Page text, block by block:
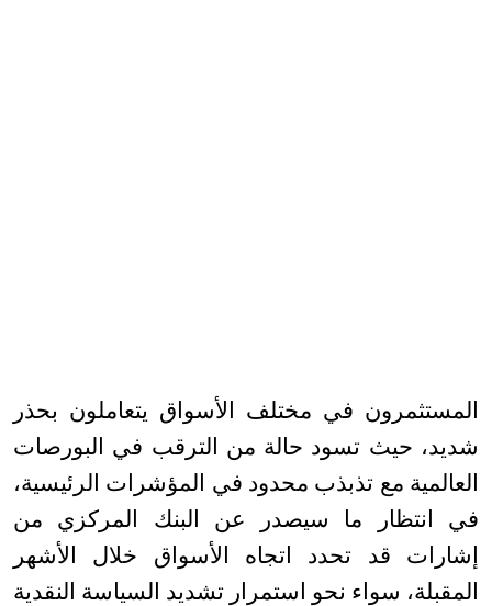
المستثمرون في مختلف الأسواق يتعاملون بحذر
شديد، حيث تسود حالة من الترقب في البورصات
العالمية مع تذبذب محدود في المؤشرات الرئيسية،
في انتظار ما سيصدر عن البنك المركزي من
إشارات قد تحدد اتجاه الأسواق خلال الأشهر
المقبلة، سواء نحو استمرار تشديد السياسة النقدية